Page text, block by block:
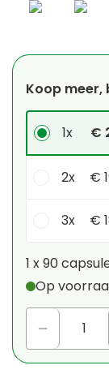
Koop meer,
1x €
2x €
3x €
1x €
1 x90
Op